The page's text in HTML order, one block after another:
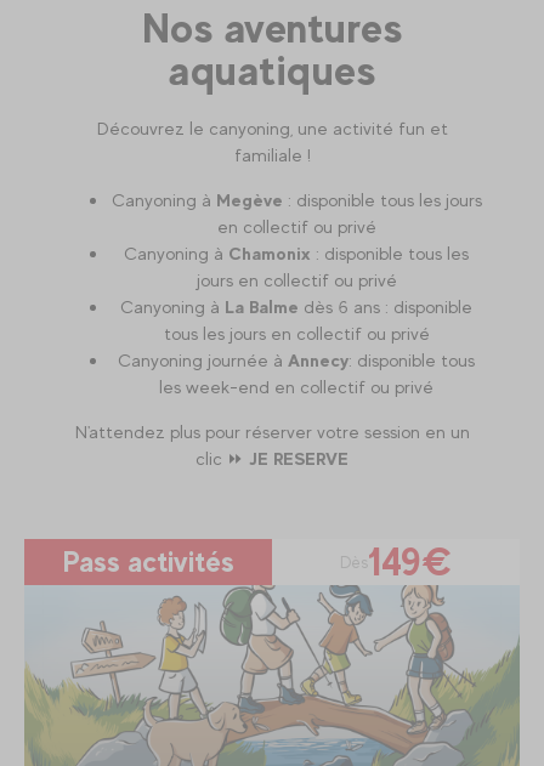
Nos aventures
aquatiques
Découvrez le canyoning, une activité fun et
familiale !
Canyoning à Megève : disponible tous les jours
en collectif ou privé
Canyoning à Chamonix : disponible tous les
jours en collectif ou privé
Canyoning à La Balme dès 6 ans : disponible
tous les jours en collectif ou privé
Canyoning journée à Annecy: disponible tous
les week-end en collectif ou privé
N'attendez plus pour réserver votre session en un
clic ⏩ JE RESERVE
Pass activités Dès149€